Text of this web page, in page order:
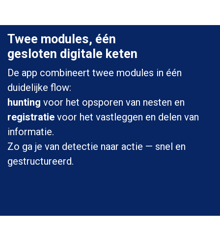
Twee modules, één
gesloten digitale keten
De app combineert twee modules in één
duidelijke flow:
hunting voor het opsporen van nesten en
registratie voor het vastleggen en delen van
informatie.
Zo ga je van detectie naar actie — snel en
gestructureerd.